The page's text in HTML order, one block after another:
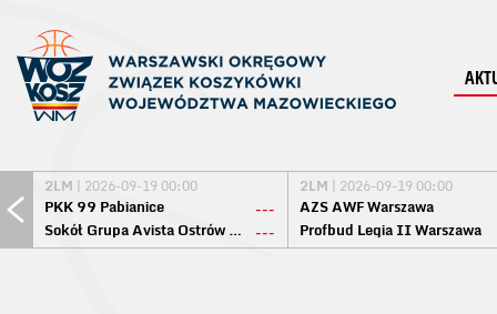
2LM | 2026-09-19 00:00
PKK 99 Pabianice
---
Sokół Grupa Avista Ostrów Maz. ---
2LM | 2026-09-19 00:00
AZS AWF Warszawa
Profbud Legia II Warszawa